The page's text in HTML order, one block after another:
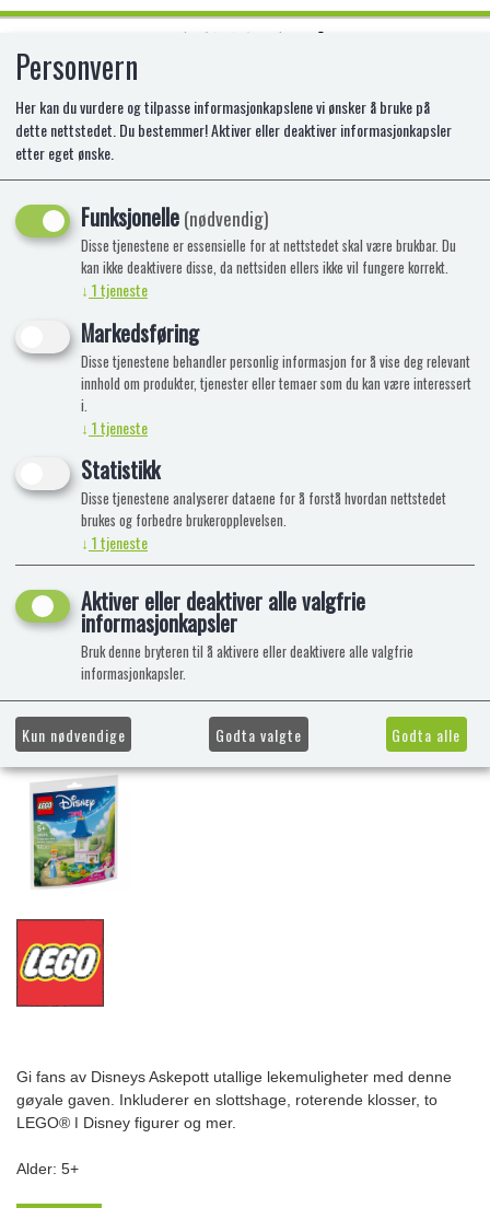
LEGO 30695 ASKEPOTTS
MINISLOTT MED HAGE
LE- 30695
Gi fans av Disneys Askepott utallige lekemuligheter med denne
gøyale gaven. Inkluderer en slottshage, roterende klosser, to
LEGO® ǀ Disney figurer og mer.
Alder: 5+
Personvern
Her kan du vurdere og tilpasse informasjonkapslene vi ønsker å bruke på
dette nettstedet. Du bestemmer! Aktiver eller deaktiver informasjonkapsler
etter eget ønske.
Funksjonelle(nødvendig)
Disse tjenestene er essensielle for at nettstedet skal være brukbar. Du
kan ikke deaktivere disse, da nettsiden ellers ikke vil fungere korrekt.
↓ 1tjeneste
Markedsføring
Disse tjenestene behandler personlig informasjon for å vise deg relevant
innhold om produkter, tjenester eller temaer som du kan være interessert
i.
↓ 1tjeneste
Statistikk
Disse tjenestene analyserer dataene for å forstå hvordan nettstedet
brukes og forbedre brukeropplevelsen.
↓ 1tjeneste
Aktiver eller deaktiver alle valgfrie
informasjonkapsler
Bruk denne bryteren til å aktivere eller deaktivere alle valgfrie
informasjonkapsler.
Kun nødvendige Godta valgte Godta alle